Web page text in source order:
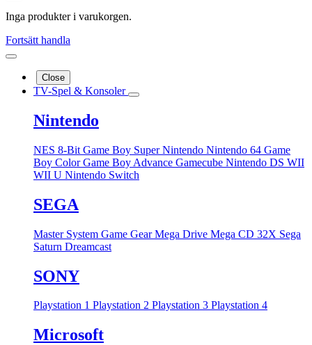
Inga produkter i varukorgen.
Fortsätt handla
Close
TV-Spel & Konsoler
Nintendo
NES 8-Bit Game Boy Super Nintendo Nintendo 64 Game
Boy ColorGame Boy Advance Gamecube Nintendo DS WII
WII U Nintendo Switch
SEGA
Master System Game GearMega Drive Mega CD 32X Sega
Saturn Dreamcast
SONY
Playstation 1 Playstation 2 Playstation 3 Playstation 4
Microsoft